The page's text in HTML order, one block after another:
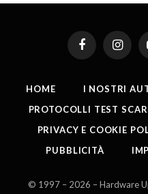
Facebook
HOME I NOSTRI
PROTOCOLLI TEST
PRIVACY E COOKIE
PUBBLICITÀ
© 1997 – 2026 – Hardware